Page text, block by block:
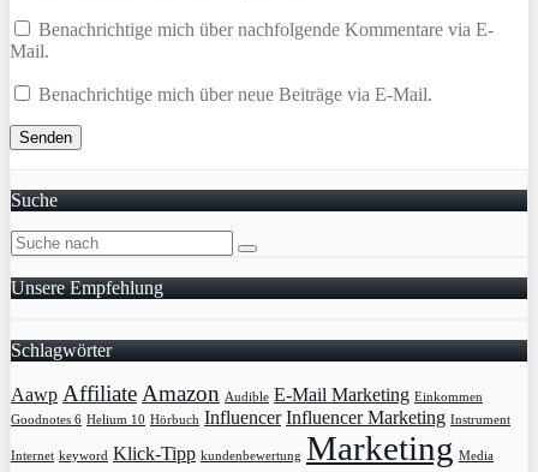
Benachrichtige mich über nachfolgende Kommentare via E-
Mail.
Benachrichtige mich über neue Beiträge via E-Mail.
Suche
Unsere Empfehlung
Schlagwörter
Aawp Affiliate Amazon Audible E-Mail Marketing Einkommen
Goodnotes 6 Helium 10 Hörbuch Influencer Influencer Marketing Instrument
Internet keyword Klick-Tipp kundenbewertung Marketing Media